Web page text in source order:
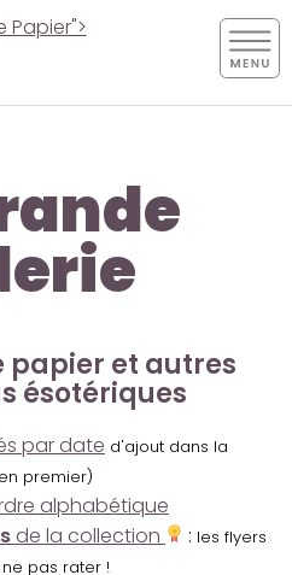
papier et autres
ésotériques
par date d'ajout dans la
premier)
alphabétique
de la collection : les flyers
pas rater !